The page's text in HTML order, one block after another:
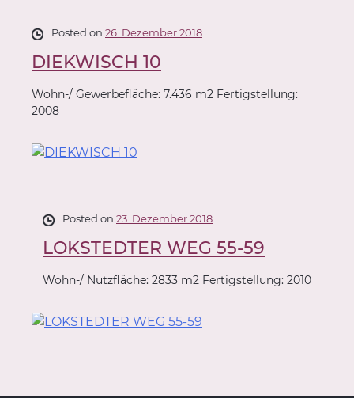
DIEKWISCH 10
Posted on 26. Dezember 2018
Wohn-/ Gewerbefläche: 7.436 m2 Fertigstellung:
2008
LOKSTEDTER WEG 55-59
Posted on 23. Dezember 2018
Wohn-/ Nutzfläche: 2833 m2 Fertigstellung: 2010